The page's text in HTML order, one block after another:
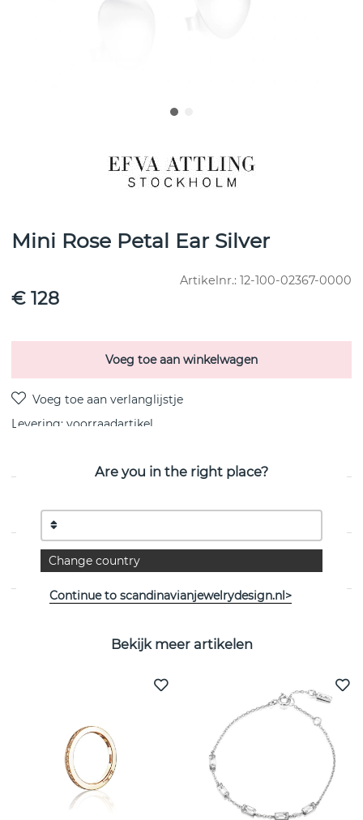
Mini Rose Petal Ear Silver
Artikelnr.: 12-100-02367-0000
€ 128
Voeg toe aan winkelwagen
Levering: voorraadartikel
EIGENSCHAPPEN
Bekijk meer artikelen
Are you in the right place?
Change country
Continue to scandinavianjewelrydesign.nl>